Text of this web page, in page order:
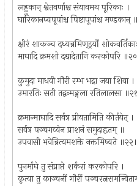
लड्डुकान् श्वेतवर्णांश्च संयावमथ पूरिकाः ।
घारिकानप्यपूपांश्च पिष्टापूपांश्च मण्डकान्
क्षीरं शाकञ्च दध्यन्नमिण्‌ड्रर्यों
माघादि क्रमशो दद्यादेतानि करकोपरि
कुमुदा माधवी गौरी रम्भ भद्रा जया शिवा ।
उमारतिः सती तद्वन्मङ्गला रतिलालसा
क्रमान्माघादि सर्वत्र प्रीयतामिति कीर्तयेत् ।
सर्वत्र पञ्चगव्येन प्राशनं समुदाहृतम् ॥
उपवासी भवेन्नित्यमशक्ते नक्तमिष्यते ॥२२॥
पुनर्माघे तु संप्राप्ते शर्करां करकोपरि ।
कृत्वा तु काञ्चनीं गौरीं